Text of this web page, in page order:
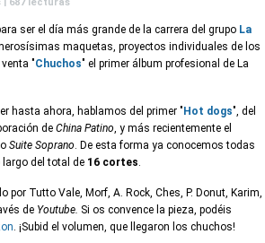
ser el día más grande de la carrera del grupo La
maquetas, proyectos individuales de los
"Chuchos" el primer álbum profesional de La
hasta ahora, hablamos del primer " Hot dogs", del
de China Patino, y más recientemente el
Suite Soprano. De esta forma ya conocemos todas
largo del total de 16 cortes.
Tutto Vale, Morf, A. Rock, Ches, P. Donut, Karim,
de Youtube. Si os convence la pieza, podéis
. ¡Subid el volumen, que llegaron los chuchos!